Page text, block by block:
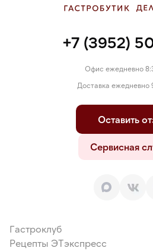
+7 (3952)
Офис ежедневно
Доставка ежедневно
Оставить
Сервисная
Гастроклуб
Рецепты ЭТэкспресс